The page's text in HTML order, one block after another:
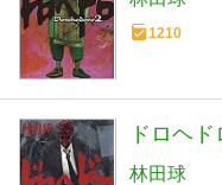
1210
ドロヘ
林田球